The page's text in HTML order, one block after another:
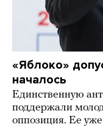
«Яблоко»
началось
Единственную
поддержали
оппозиция. Ее